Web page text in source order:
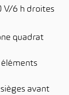
V/6 h droites
quadrat
avant